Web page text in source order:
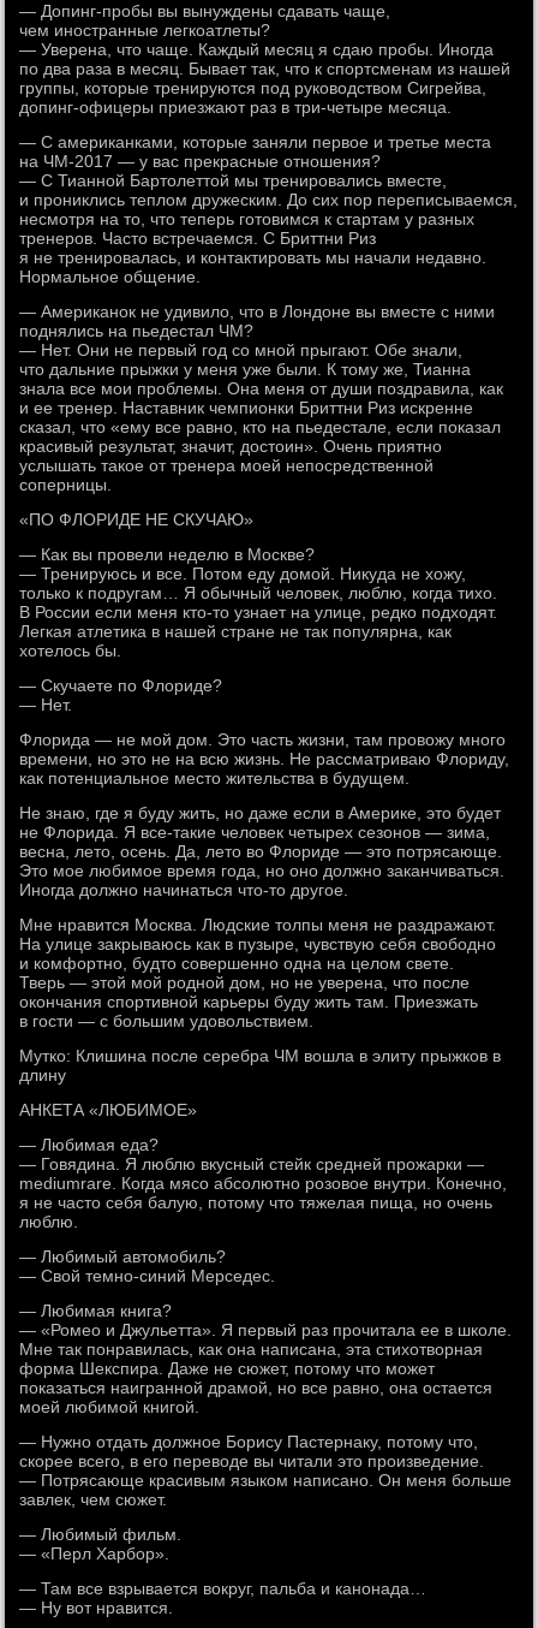
— Допинг-пробы вы вынуждены сдавать чаще,
чем иностранные легкоатлеты?
— Уверена, что чаще. Каждый месяц я сдаю пробы. Иногда
по два раза в месяц. Бывает так, что к спортсменам из нашей
группы, которые тренируются под руководством Сигрейва,
допинг-офицеры приезжают раз в три-четыре месяца.
— С американками, которые заняли первое и третье места
на ЧМ-2017 — у вас прекрасные отношения?
— С Тианной Бартолеттой мы тренировались вместе,
и прониклись теплом дружеским. До сих пор переписываемся,
несмотря на то, что теперь готовимся к стартам у разных
тренеров. Часто встречаемся. С Бриттни Риз
я не тренировалась, и контактировать мы начали недавно.
Нормальное общение.
— Американок не удивило, что в Лондоне вы вместе с ними
поднялись на пьедестал ЧМ?
— Нет. Они не первый год со мной прыгают. Обе знали,
что дальние прыжки у меня уже были. К тому же, Тианна
знала все мои проблемы. Она меня от души поздравила, как
и ее тренер. Наставник чемпионки Бриттни Риз искренне
сказал, что «ему все равно, кто на пьедестале, если показал
красивый результат, значит, достоин». Очень приятно
услышать такое от тренера моей непосредственной
соперницы.
«ПО ФЛОРИДЕ НЕ СКУЧАЮ»
— Как вы провели неделю в Москве?
— Тренируюсь и все. Потом еду домой. Никуда не хожу,
только к подругам… Я обычный человек, люблю, когда тихо.
В России если меня кто-то узнает на улице, редко подходят.
Легкая атлетика в нашей стране не так популярна, как
хотелось бы.
— Скучаете по Флориде?
— Нет.
Флорида — не мой дом. Это часть жизни, там провожу много
времени, но это не на всю жизнь. Не рассматриваю Флориду,
как потенциальное место жительства в будущем.
Не знаю, где я буду жить, но даже если в Америке, это будет
не Флорида. Я все-такие человек четырех сезонов — зима,
весна, лето, осень. Да, лето во Флориде — это потрясающе.
Это мое любимое время года, но оно должно заканчиваться.
Иногда должно начинаться что-то другое.
Мне нравится Москва. Людские толпы меня не раздражают.
На улице закрываюсь как в пузыре, чувствую себя свободно
и комфортно, будто совершенно одна на целом свете.
Тверь — этой мой родной дом, но не уверена, что после
окончания спортивной карьеры буду жить там. Приезжать
в гости — с большим удовольствием.
Мутко: Клишина после серебра ЧМ вошла в элиту прыжков в
длину
АНКЕТА «ЛЮБИМОЕ»
— Любимая еда?
— Говядина. Я люблю вкусный стейк средней прожарки —
mediumrare. Когда мясо абсолютно розовое внутри. Конечно,
я не часто себя балую, потому что тяжелая пища, но очень
люблю.
— Любимый автомобиль?
— Свой темно-синий Мерседес.
— Любимая книга?
— «Ромео и Джульетта». Я первый раз прочитала ее в школе.
Мне так понравилась, как она написана, эта стихотворная
форма Шекспира. Даже не сюжет, потому что может
показаться наигранной драмой, но все равно, она остается
моей любимой книгой.
— Нужно отдать должное Борису Пастернаку, потому что,
скорее всего, в его переводе вы читали это произведение.
— Потрясающе красивым языком написано. Он меня больше
завлек, чем сюжет.
— Любимый фильм.
— «Перл Харбор».
— Там все взрывается вокруг, пальба и канонада…
— Ну вот нравится.